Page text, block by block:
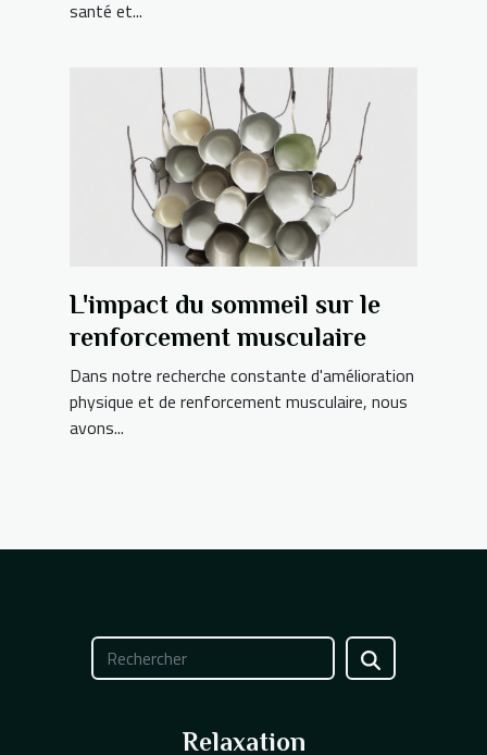
santé et...
L'impact du sommeil sur le
renforcement musculaire
Dans notre recherche constante d'amélioration
physique et de renforcement musculaire, nous
avons...
Relaxation